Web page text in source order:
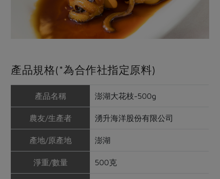
產品規格(*為合作社指定原料)
產品名稱 澎湖大花枝-500g
農友/生產者 湧升海洋股份有限公司
產地/原產地 澎湖
淨重/數量 500克